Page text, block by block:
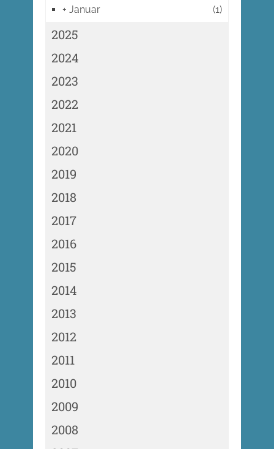
+ Januar (1)
2025
2024
2023
2022
2021
2020
2019
2018
2017
2016
2015
2014
2013
2012
2011
2010
2009
2008